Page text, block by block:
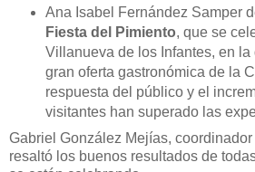
Ana Isabel Fernández Samper
Fiesta del Pimiento, que se
Villanueva de los Infantes, en la
gran oferta gastronómica de la
respuesta del público y el
visitantes han superado las
Gabriel González Mejías, coordinador
resaltó los buenos resultados de